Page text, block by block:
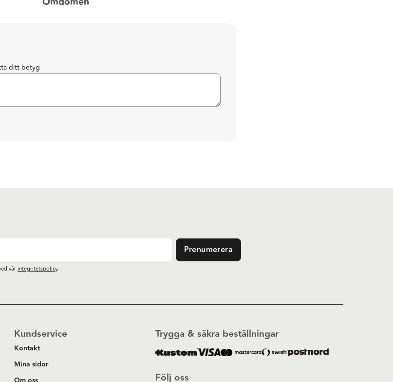
ditt betyg
Prenumerera
vårintegritetspolicy.
Kundservice
Kontakt
Mina sidor
Följ oss
Trygga & säkra beställningar